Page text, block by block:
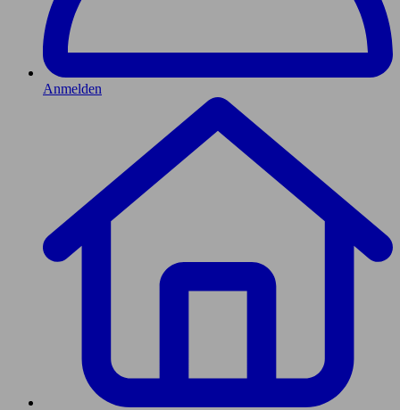
Anmelden